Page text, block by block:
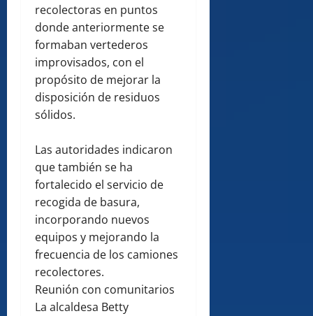
recolectoras en puntos
donde anteriormente se
formaban vertederos
improvisados, con el
propósito de mejorar la
disposición de residuos
sólidos.
Las autoridades indicaron
que también se ha
fortalecido el servicio de
recogida de basura,
incorporando nuevos
equipos y mejorando la
frecuencia de los camiones
recolectores.
Reunión con comunitarios
La alcaldesa Betty